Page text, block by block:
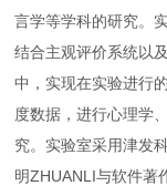
言学等学科的研究。
结合主观评价系统以
中，实现在实验进行
度数据，进行心理学
究。 实验室采用津发
明ZHUANLI与软件著